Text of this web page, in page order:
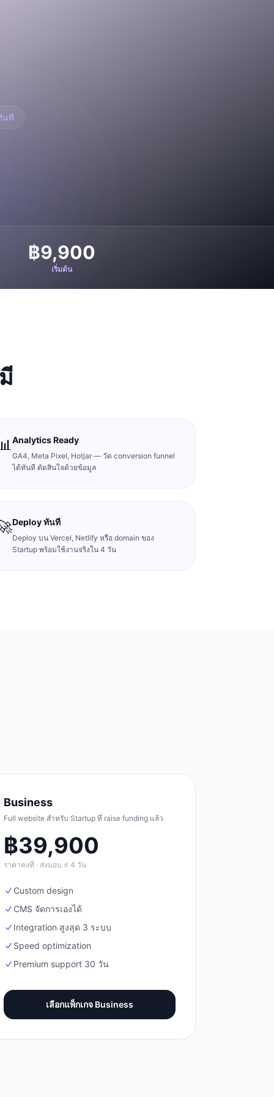
นที
฿9,900
เริ่มต้น
Analytics Ready
GA4, Meta Pixel, Hotjar — วัด conversion funnel
ได้ทันที ตัดสินใจด้วยข้อมูล
Deploy ทันที
Deploy บน Vercel, Netlify หรือ domain ของ
Startup พร้อมใช้งานจริงใน 4 วัน
Business
Full website สำหรับ Startup ที่ raise funding แล้ว
฿39,900
ราคาคงที่ · ส่งมอบ ≤ 4 วัน
Custom design
CMS จัดการเองได้
Integration สูงสุด 3 ระบบ
Speed optimization
Premium support 30 วัน
เลือกแพ็กเกจ Business